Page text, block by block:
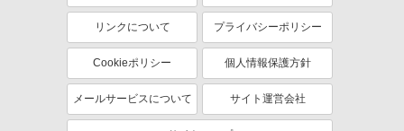
未経験歓迎
ミドル（40代～）活躍中
ボーナス・賞与あり
車通勤OK
社会保険あり
産休・育休取得実績あり
リンクについて プライバシーポリシー
Cookieポリシー 個人情報保護方針
メールサービスについて サイト運営会社